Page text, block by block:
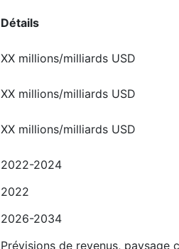
Détails
XX millions/milliards USD
XX millions/milliards USD
XX millions/milliards USD
2022-2024
2022
2026-2034
Prévisions de revenus, paysage